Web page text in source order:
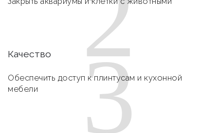
3
Качество
Обеспечить доступ к плинтусам и кухонной
мебели